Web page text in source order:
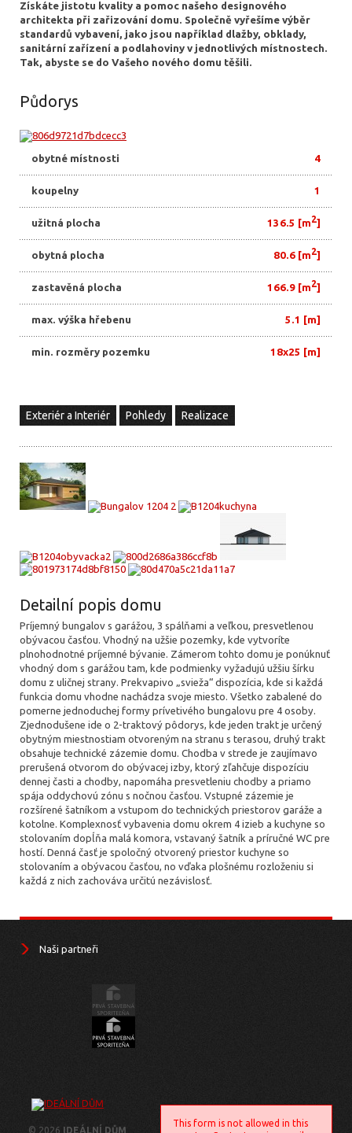
Získáte jistotu kvality a pomoc našeho designového
architekta při zařizování domu. Společně vyřešíme výběr
standardů vybavení, jako jsou například dlažby, obklady,
sanitární zařízení a podlahoviny v jednotlivých místnostech.
Tak, abyste se do Vašeho nového domu těšili.
Půdorys
obytné místnosti 4
koupelny 1
užitná plocha 136.5 [m2]
obytná plocha 80.6 [m2]
zastavěná plocha 166.9 [m2]
max. výška hřebenu 5.1 [m]
min. rozměry pozemku 18x25 [m]
Exteriér a Interiér Pohledy Realizace
Detailní popis domu
Príjemný bungalov s garážou, 3 spálňami a veľkou, presvetlenou
obývacou časťou. Vhodný na užšie pozemky, kde vytvoríte
p lnohodnotné príjemné bývanie. Zámerom tohto domu je ponúknuť
vhodný dom s garážou tam, kde podmienky vyžadujú užšiu šírku
domu z uličnej strany. Prekvapivo „svieža“ dispozícia, kde si každá
funkcia domu vhodne nachádza svoje miesto. Všetko zabalené do
pomerne jednoduchej formy prívetivého bungalovu pre 4 osoby.
Zjednodušene ide o 2-traktový pôdorys, kde jeden trakt je určený
obytným miestnostiam otvoreným na stranu s terasou, druhý trakt
obsahuje technické zázemie domu. Chodba v strede je zaujímavo
prerušená otvorom do obývacej izby, ktorý zľahčuje dispozíciu
dennej časti a chodby, napomáha presvetleniu chodby a priamo
spája oddychovú zónu s nočnou časťou. Vstupné zázemie je
rozšírené šatníkom a vstupom do technických priestorov garáže a
kotolne. Komplexnosť vybavenia domu okrem 4 izieb a kuchyne so
stolovaním dopĺňa malá komora, vstavaný šatník a príručné WC pre
hostí. Denná časť je spoločný otvorený priestor kuchyne so
stolovaním a obývacou časťou, no vďaka plošnému rozloženiu si
každá z nich zachováva určitú nezávislosť.
Naši partneři
© 2026 IDEÁLNÍ DŮM
This form is not allowed in this